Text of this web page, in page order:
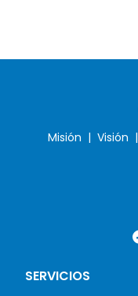
Misión | Visión |
SERVICIOS